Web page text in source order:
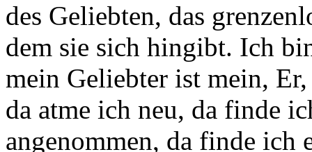
des Geliebten, das
dem sie sich hingibt. Ich
mein Geliebter ist mein,
da atme ich neu, da finde
angenommen, da finde ich